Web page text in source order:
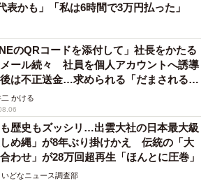
かも」「私は6時間で3万円払った」
のQRコードを添付して」社長をかたる
ール続々 社員を個人アカウントへ誘導
は不正送金…求められる「だまされる前
対策
二 かける
歴史もズッシリ…出雲大社の日本最大級
しめ縄」が8年ぶり掛けかえ 伝統の「大
わせ」が28万回超再生「ほんとに圧巻」
いどなニュース調査部